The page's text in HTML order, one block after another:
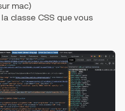
mac)
classe CSS que vous